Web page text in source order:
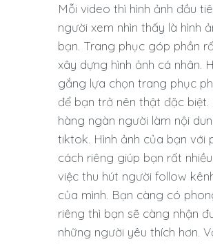
Mỗi video thì hình ảnh đầu
người xem nhìn thấy là hình
bạn. Trang phục góp phần
xây dựng hình ảnh cá nhân.
gắng lựa chọn trang phục
để bạn trở nên thật đặc biệt.
hàng ngàn người làm nội
tiktok. Hình ảnh của bạn với
cách riêng giúp bạn rất
việc thu hút người follow
của mình. Bạn càng có
riêng thì bạn sẽ càng nhận
những người yêu thích hơn.